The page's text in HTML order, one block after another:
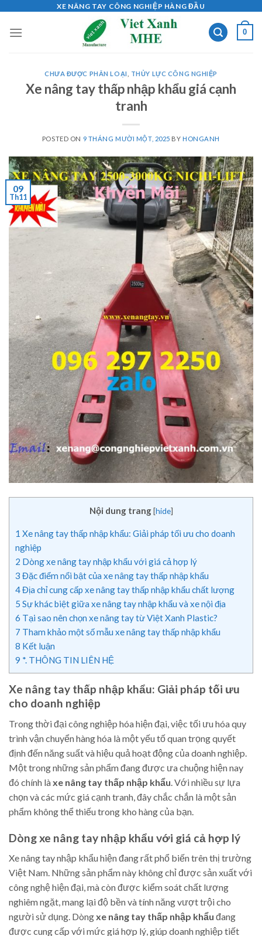
content
XE NÂNG TAY CÔNG NGHIỆP HÀNG ĐẦU
0
CHƯA ĐƯỢC PHÂN LOẠI THỦY LỰC CÔNG NGHIỆP
Xe nâng tay thấp nhập khẩu giá cạnh
tranh
POSTED ON 9 THÁNG MƯỜI MỘT, 2025 BYHONGANH
09
Th11
Nội dung trang [hide]
1 Xe nâng tay thấp nhập khẩu: Giải pháp tối ưu cho doanh
nghiệp
2 Dòng xe nâng tay nhập khẩu với giá cả hợp lý
3 Đặc điểm nổi bật của xe nâng tay thấp nhập khẩu
4Địa chỉ cung cấp xe nâng tay thấp nhập khẩu chất lượng
5 Sự khác biệt giữa xe nâng tay nhập khẩu và xe nội địa
6 Tại sao nên chọn xe nâng tay từ Việt Xanh Plastic?
7 Tham khảo một số mẫu xe nâng tay thấp nhập khẩu
8 Kết luận
9 *. THÔNG TIN LIÊN HỆ
Xe nâng tay thấp nhập khẩu: Giải pháp tối ưu
cho doanh nghiệp
Trong thời đại công nghiệp hóa hiện đại, việc tối ưu hóa quy
trình vận chuyển hàng hóa là một yếu tố quan trọng quyết
định đến năng suất và hiệu quả hoạt động của doanh nghiệp.
Một trong những sản phẩm đang được ưa chuộng hiện nay
đó chính làxe nâng tay thấp nhập khẩu . Với nhiều sự lựa
chọn và các mức giá cạnh tranh, đây chắc chắn là một sản
phẩm không thể thiếu trong kho hàng của bạn.
Dòng xe nâng tay nhập khẩu với giá cả hợp lý
Xe nâng tay nhập khẩu hiện đang rất phổ biến trên thị trường
Việt Nam. Những sản phẩm này không chỉ được sản xuất với
công nghệ hiện đại, mà còn được kiểm soát chất lượng
nghiêm ngặt, mang lại độ bền và tính năng vượt trội cho
người sử dụng. Dòngxe nâng tay thấp nhập khẩu đang
được cung cấp với mức giá hợp lý, giúp doanh nghiệp tiết